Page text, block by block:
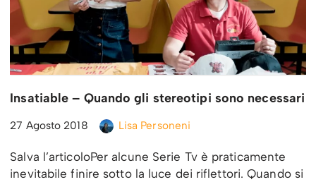
Insatiable – Quando gli stereotipi sono necessari
27 Agosto 2018 Lisa Personeni
Salva l’articoloPer alcune Serie Tv è praticamente
inevitabile finire sotto la luce dei riflettori. Quando si